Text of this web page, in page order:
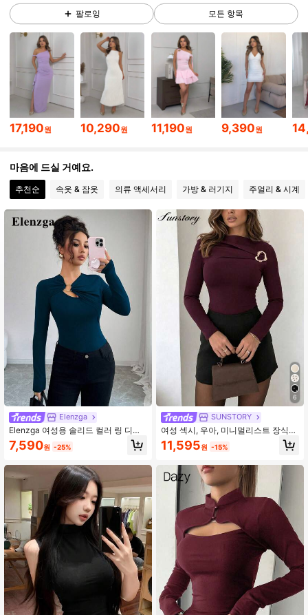
4.86 168K 팔로워
4.86 168K 팔로워
168K 팔로워
4.86 168K 팔로워
4.86 168K 팔로워
168K 팔로워
4.86 168K 팔로워
팔로잉 모든 항목
17,190원 10,290원 11,190원 9,390원
마음에 드실 거예요.
추천순 속옷 & 잠옷 의류 액세서리 가방 & 러기지 주얼리 & 시계
Elenzga
Elenzga 여성용 솔리드 컬러 링 디자
인 핏팅 롱 슬리브 티셔츠 나이트 아웃
틸 블루 가을 우아한
7,590원 -25%
6
SUNSTORY
여성 섹시, 우아, 미니멀리스트 장식품
데일리 의상, 모임, 데이트, 파티에 적
합. 신축성 있고 편안한 니트 원단으로
드 링 트위스트 매듭, 비대칭 러플 밑
단, 할로우 크리스크로스 스트랩 특징.
저녁, 휴일, 학교, 사무실, 집, 생일, 싱
글 파티, 콘서트, 여행, 공항, 티 파티에
적합.
11,595원 -15%